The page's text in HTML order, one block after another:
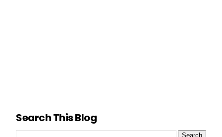
Search This Blog